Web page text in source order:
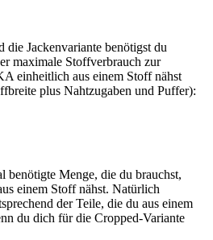
Jackenvariante benötigst du
maximale Stoffverbrauch zur
einheitlich aus einem Stoff nähst
plus Nahtzugaben und Puffer):
benötigte Menge, die du brauchst,
einem Stoff nähst. Natürlich
der Teile, die du aus einem
du dich für die Cropped-Variante